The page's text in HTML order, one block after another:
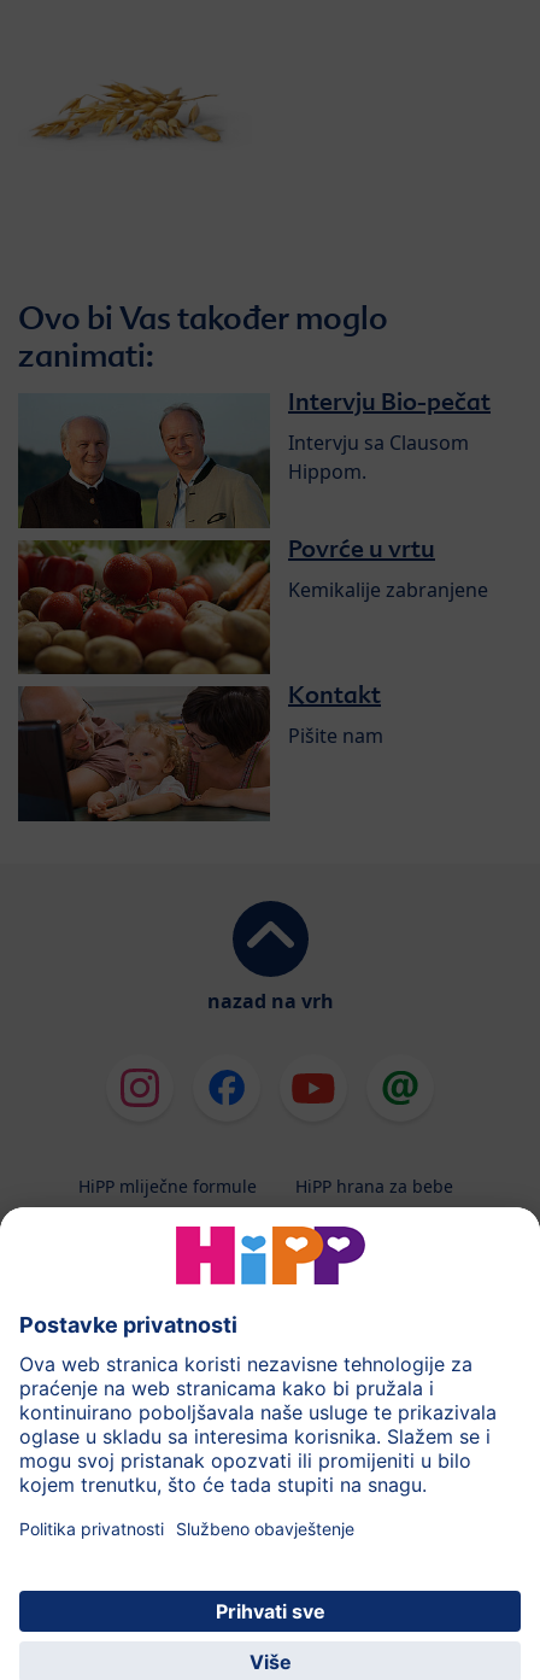
Ovo bi Vas također moglo
zanimati:
Intervju Bio-pečat
Intervju sa Clausom
Hippom.
Povrće u vrtu
Kemikalije zabranjene
Kontakt
Pišite nam
nazad na vrh
HiPP mliječne formule
HiPP hrana za bebe
HiPP njega
HiPP trudnoća
Terapeutska dijeta
Zaštita podataka i upute za korištenj
Uvjeti korištenja
Impressum
Kontakt
O HiPP-u
© 2026 HiPP
Uživajte u mnogim